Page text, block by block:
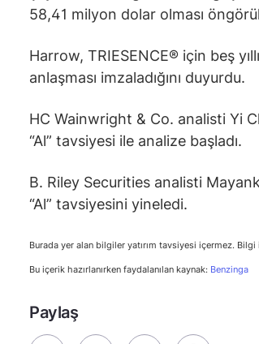
58,41 milyon dolar olması
Harrow, TRIESENCE® için beş
anlaşması imzaladığını duyurdu.
HC Wainwright & Co. analisti Yi
“Al” tavsiyesi ile analize başladı.
B. Riley Securities analisti
“Al” tavsiyesini yineledi.
Burada yer alan bilgiler yatırım tavsiyesi içermez. Bilgi
Bu içerik hazırlanırken faydalanılan kaynak: Benzinga
Paylaş